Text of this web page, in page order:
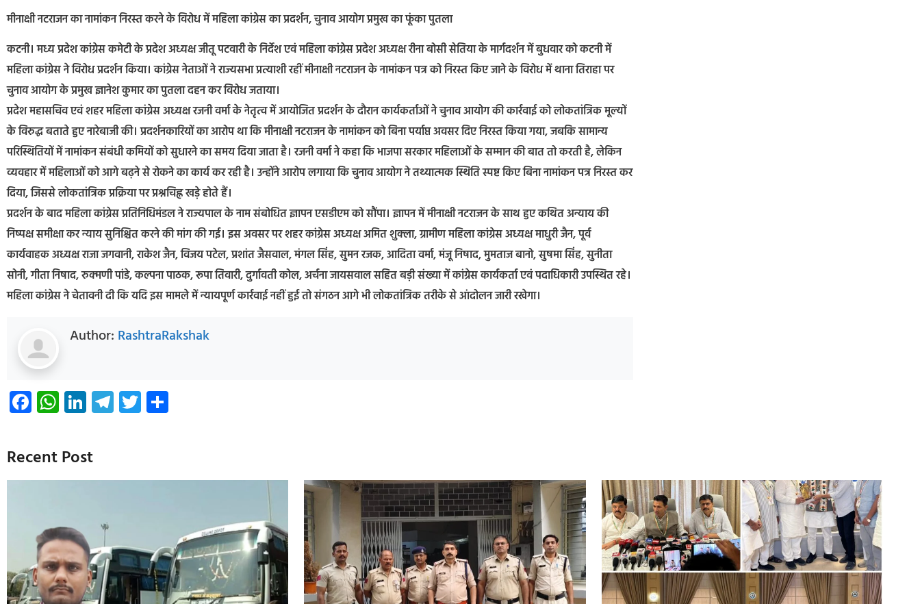
मीनाक्षी नटराजन का नामांकन निरस्त करने के विरोध में महिला कांग्रेस का प्रदर्शन, चुनाव आयोग प्रमुख का फूंका पुतला
कटनी। मध्य प्रदेश कांग्रेस कमेटी के प्रदेश अध्यक्ष जीतू पटवारी के निर्देश एवं महिला कांग्रेस प्रदेश अध्यक्ष रीना बोसी सेतिया के मार्गदर्शन में बुधवार को कटनी में
महिला कांग्रेस ने विरोध प्रदर्शन किया। कांग्रेस नेताओं ने राज्यसभा प्रत्याशी रहीं मीनाक्षी नटराजन के नामांकन पत्र को निरस्त किए जाने के विरोध में थाना तिराहा पर
चुनाव आयोग के प्रमुख ज्ञानेश कुमार का पुतला दहन कर विरोध जताया।
प्रदेश महासचिव एवं शहर महिला कांग्रेस अध्यक्ष रजनी वर्मा के नेतृत्व में आयोजित प्रदर्शन के दौरान कार्यकर्ताओं ने चुनाव आयोग की कार्रवाई को लोकतांत्रिक मूल्यों
के विरुद्ध बताते हुए नारेबाजी की। प्रदर्शनकारियों का आरोप था कि मीनाक्षी नटराजन के नामांकन को बिना पर्याप्त अवसर दिए निरस्त किया गया, जबकि सामान्य
परिस्थितियों में नामांकन संबंधी कमियों को सुधारने का समय दिया जाता है। रजनी वर्मा ने कहा कि भाजपा सरकार महिलाओं के सम्मान की बात तो करती है, लेकिन
व्यवहार में महिलाओं को आगे बढ़ने से रोकने का कार्य कर रही है। उन्होंने आरोप लगाया कि चुनाव आयोग ने तथ्यात्मक स्थिति स्पष्ट किए बिना नामांकन पत्र निरस्त कर
दिया, जिससे लोकतांत्रिक प्रक्रिया पर प्रश्नचिह्न खड़े होते हैं।
प्रदर्शन के बाद महिला कांग्रेस प्रतिनिधिमंडल ने राज्यपाल के नाम संबोधित ज्ञापन एसडीएम को सौंपा। ज्ञापन में मीनाक्षी नटराजन के साथ हुए कथित अन्याय की
निष्पक्ष समीक्षा कर न्याय सुनिश्चित करने की मांग की गई। इस अवसर पर शहर कांग्रेस अध्यक्ष अमित शुक्ला, ग्रामीण महिला कांग्रेस अध्यक्ष माधुरी जैन, पूर्व
कार्यवाहक अध्यक्ष राजा जगवानी, राकेश जैन, विजय पटेल, प्रशांत जैसवाल, मंगल सिंह, सुमन रजक, आदिता वर्मा, मंजू निषाद, मुमताज बानो, सुषमा सिंह, सुनीता
सोनी, गीता निषाद, रुक्मणी पांडे, कल्पना पाठक, रूपा तिवारी, दुर्गावती कोल, अर्चना जायसवाल सहित बड़ी संख्या में कांग्रेस कार्यकर्ता एवं पदाधिकारी उपस्थित रहे।
महिला कांग्रेस ने चेतावनी दी कि यदि इस मामले में न्यायपूर्ण कार्रवाई नहीं हुई तो संगठन आगे भी लोकतांत्रिक तरीके से आंदोलन जारी रखेगा।
Author: RashtraRakshak
Facebook
WhatsApp
LinkedIn
Telegram
Twitter
Recent Post